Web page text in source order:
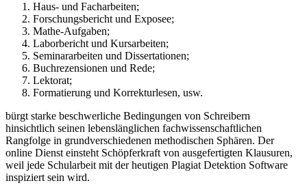
Haus- und Facharbeiten;
Forschungsbericht und Exposee;
Mathe-Aufgaben;
Laborbericht und Kursarbeiten;
Seminararbeiten und Dissertationen;
Buchrezensionen und Rede;
Lektorat;
Formatierung und Korrekturlesen, usw.
bürgt starke beschwerliche Bedingungen von Schreibern
hinsichtlich seinen lebenslänglichen fachwissenschaftlichen
Rangfolge in grundverschiedenen methodischen Sphären. Der
online Dienst einsteht Schöpferkraft von ausgefertigten Klausuren,
weil jede Schularbeit mit der heutigen Plagiat Detektion Software
inspiziert sein wird.